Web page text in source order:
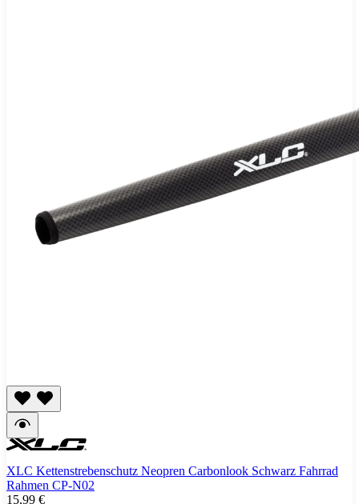
XLC Kettenstrebenschutz Neopren Carbonlook Schwarz Fahrrad
Rahmen CP-N02
15,99 €